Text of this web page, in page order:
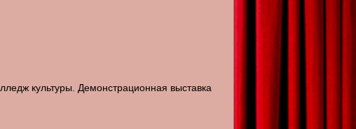
культуры. Демонстрационная выставка